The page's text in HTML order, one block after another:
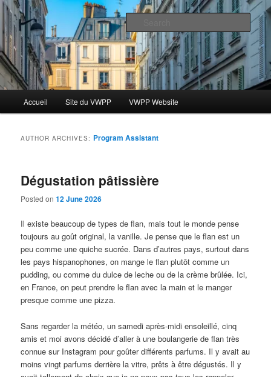
Skip
primary
content
Skip
secondary
contentBlog VWPP
Le blog des étudiants du Vassar-Wesleyan Programme à Paris
Accueil Site du VWPP VWPP Website
AUTHOR ARCHIVES: Program Assistant
Dégustation pâtissière
Posted on12 June 2026
Il existe beaucoup de types de flan, mais tout le monde pense
toujours au goût original, la vanille. Je pense que le flan est un
peu comme une quiche sucrée. Dans d’autres pays, surtout dans
les pays hispanophones, on mange le flan plutôt comme un
pudding, ou comme du dulce de leche ou de la crème brûlée. Ici,
en France, on peut prendre le flan avec la main et le manger
presque comme une pizza.
Sans regarder la météo, un samedi après-midi ensoleillé, cinq
amis et moi avons décidé d’aller à une boulangerie de flan très
connue sur Instagram pour goûter différents parfums. Il y avait au
moins vingt parfums derrière la vitre, prêts à être dégustés. Il y